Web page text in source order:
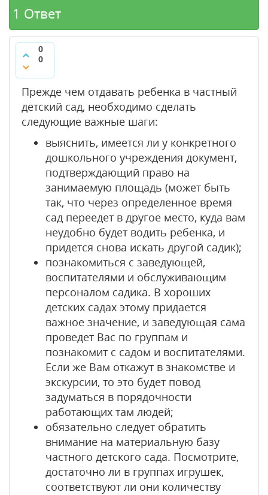
1 Ответ
0
0
Прежде чем отдавать ребенка в частный
детский сад, необходимо сделать
следующие важные шаги:
выяснить, имеется ли у конкретного
дошкольного учреждения документ,
подтверждающий право на
занимаемую площадь (может быть
так, что через определенное время
сад переедет в другое место, куда вам
неудобно будет водить ребенка, и
придется снова искать другой садик);
познакомиться с заведующей,
воспитателями и обслуживающим
персоналом садика. В хороших
детских садах этому придается
важное значение, и заведующая сама
проведет Вас по группам и
познакомит с садом и воспитателями.
Если же Вам откажут в знакомстве и
экскурсии, то это будет повод
задуматься в порядочности
работающих там людей;
обязательно следует обратить
внимание на материальную базу
частного детского сада. Посмотрите,
достаточно ли в группах игрушек,
соответствуют ли они количеству